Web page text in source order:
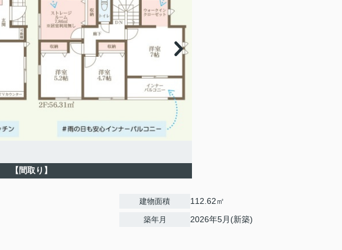
【間取り】
建物面積 112.62㎡
築年月 2026年5月(新築)